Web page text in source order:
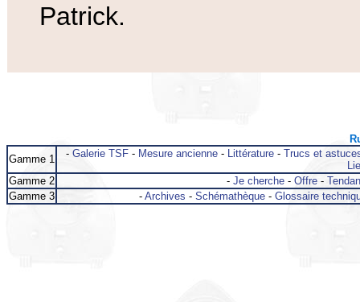
Patrick.
Gamme 1
- Galerie TSF- Mesure ancienne- Littérature- Trucs et
Gamme 2
- Je cherche- Offre-
Gamme 3
- Archives - Schémathèque- Glossaire